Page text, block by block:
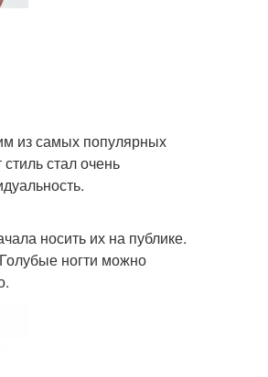
из самых популярных
стал очень
носить их на публике.
ногти можно